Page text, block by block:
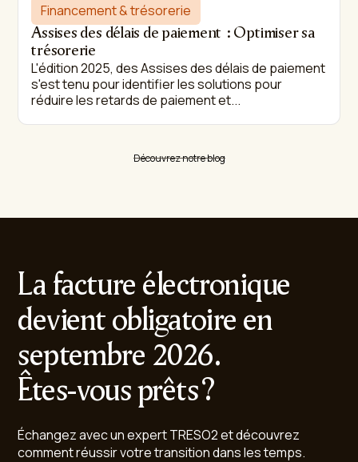
Financement & trésorerie
Assises des délais de paiement : Optimiser sa
trésorerie
L'édition 2025, des Assises des délais de paiement
s'est tenu pour identifier les solutions pour
réduire les retards de paiement et...
Découvrez notre blog
La facture électronique
devient obligatoire en
septembre 2026.
Êtes-vous prêts ?
Échangez avec un expert TRESO2 et découvrez
comment réussir votre transition dans les temps.